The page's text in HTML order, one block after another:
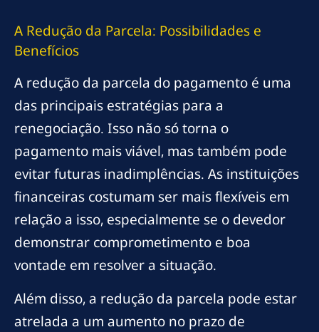
A Redução da Parcela: Possibilidades e
Benefícios
A redução da parcela do pagamento é uma
das principais estratégias para a
renegociação. Isso não só torna o
pagamento mais viável, mas também pode
evitar futuras inadimplências. As instituições
financeiras costumam ser mais flexíveis em
relação a isso, especialmente se o devedor
demonstrar comprometimento e boa
vontade em resolver a situação.
Além disso, a redução da parcela pode estar
atrelada a um aumento no prazo de